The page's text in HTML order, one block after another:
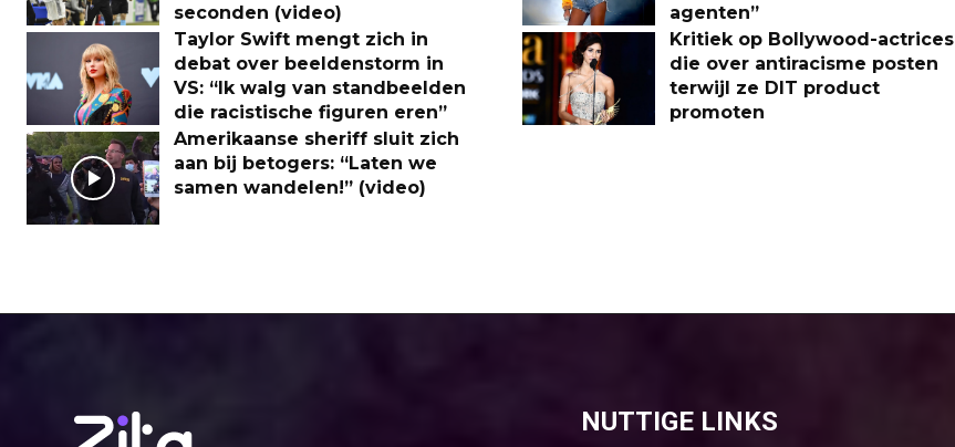
seconden (video)
agenten”
Taylor Swift mengt zich in
debat over beeldenstorm in
VS: “Ik walg van standbeelden
die racistische figuren eren”
Kritiek op Bollywood-actrices
die over antiracisme posten
terwijl ze DIT product
promoten
Amerikaanse sheriff sluit zich
aan bij betogers: “Laten we
samen wandelen!” (video)
NUTTIGE LINKS